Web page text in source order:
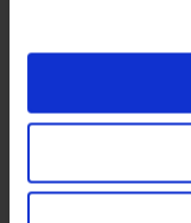
Lizingas
Karjera